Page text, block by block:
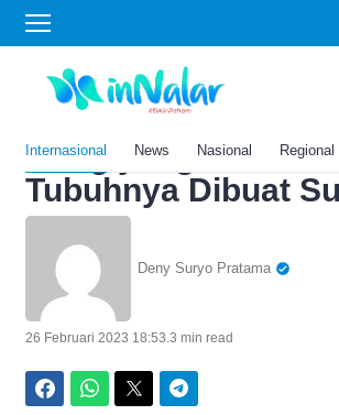
Internasional News Nasional Regional
Home›Bola
Fakta-Fakta
Choi, Model Cantik
Kong yang
Tubuhnya Dibuat
Deny Suryo Pratama
26 Februari 2023 18:53.3 min read